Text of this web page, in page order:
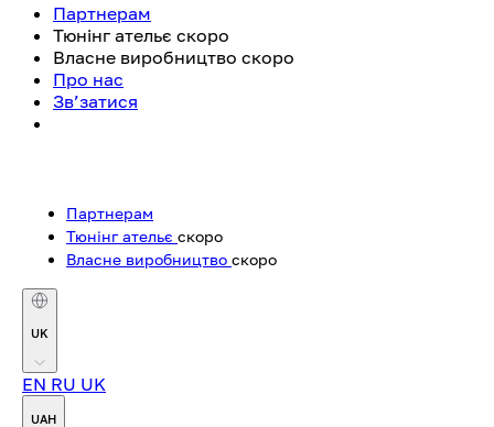
Партнерам
Тюнінг ательє скоро
Власне виробництво скоро
Про нас
Зв’затися
Партнерам
Тюнінг ательє скоро
Власне виробництво скоро
UK
EN RU UK
UAH